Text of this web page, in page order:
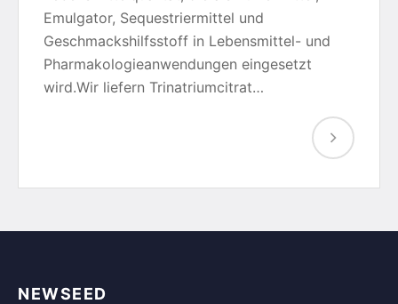
Emulgator, Sequestriermittel und
Geschmackshilfsstoff in Lebensmittel- und
Pharmakologieanwendungen eingesetzt
wird.Wir liefern Trinatriumcitrat…
NEWSEED